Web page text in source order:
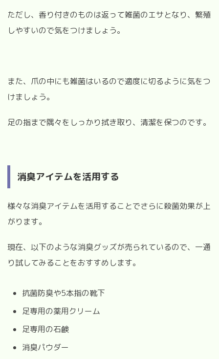
ただし、香り付きのものは返って雑菌のエサとなり、繁殖
しやすいので気をつけましょう。
また、爪の中にも雑菌はいるので適度に切るように気をつ
けましょう。
足の指まで隅々をしっかり拭き取り、清潔を保つのです。
消臭アイテムを活用する
様々な消臭アイテムを活用することでさらに殺菌効果が上
がります。
現在、以下のような消臭グッズが売られているので、一通
り試してみることをおすすめします。
抗菌防臭や5本指の靴下
足専用の薬用クリーム
足専用の石鹸
消臭パウダー